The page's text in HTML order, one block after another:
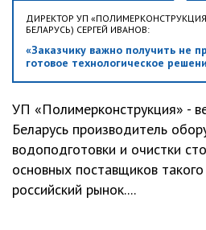
ДИРЕКТОР УП
БЕЛАРУСЬ) СЕРГЕЙ ИВАНОВ:
«Заказчику важно получить не
готовое технологическое
УП «Полимерконструкция» -
Беларусь производитель
водоподготовки и очистки
основных поставщиков
российский рынок....